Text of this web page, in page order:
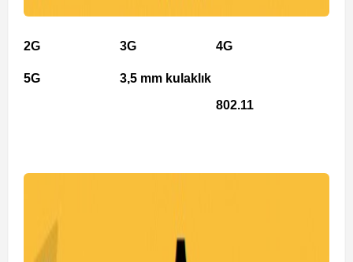
2G 3G 4G
5G
3,5 mm kulaklık
802.11